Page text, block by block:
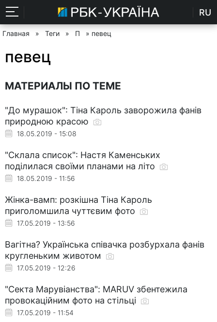
RU
Главная » Теги » П » певец
певец
МАТЕРИАЛЫ ПО ТЕМЕ
"До мурашок": Тіна Кароль заворожила фанів
природною красою
18.05.2019 - 15:08
"Склала список": Настя Каменських
поділилася своїми планами на літо
18.05.2019 - 11:56
Жінка-вамп: розкішна Тіна Кароль
приголомшила чуттєвим фото
17.05.2019 - 13:56
Вагітна? Українська співачка розбурхала фанів
кругленьким животом
17.05.2019 - 12:26
"Секта Марувіанства": MARUV збентежила
провокаційним фото на стільці
17.05.2019 - 11:54